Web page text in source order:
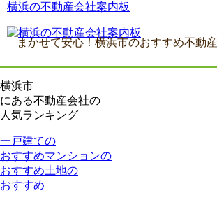
横浜の不動産会社案内板
まかせて安心！横浜市のおすすめ不動
横浜市
にある不動産会社の
人気ランキング
一戸建ての
おすすめマンションの
おすすめ土地の
おすすめ